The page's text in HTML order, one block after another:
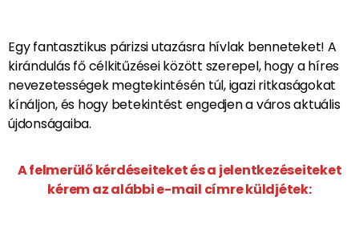
Egy fantasztikus párizsi utazásra hívlak benneteket! A
kirándulás fő célkitűzései között szerepel, hogy a híres
nevezetességek megtekintésén túl, igazi ritkaságokat
kínáljon, és hogy betekintést engedjen a város aktuális
újdonságaiba.
A felmerülő kérdéseiteket és a jelentkezéseiteket
kérem az alábbi e-mail címre küldjétek: